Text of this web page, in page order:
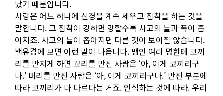
났기 때문입니다.
사랑은 어느 하나에 신경을 계속 세우고 집착을 하는 것을
말합니다. 그 집착이 강하면 강할수록 사고의 틀과 폭이 좁
아지죠. 사고의 틀이 좁아지면 다른 것이 보이질 않습니다.
백유경에 보면 이런 말이 나옵니다. 맹인 여러 명한테 코끼
리를 만지게 하면 꼬리를 만진 사람은 ‘아, 이게 코끼리구
나.’ 머리를 만진 사람은 ‘아, 이게 코끼리구나.’ 만진 부분에
따라 코끼리가 다 다르다는 거죠. 인식하는 것에 따라. 우리